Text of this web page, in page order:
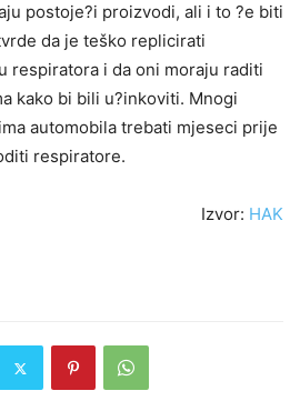
postoje?i proizvodi, ali i to ?e biti
da je teško replicirati
respiratora i da oni moraju raditi
kako bi bili u?inkoviti. Mnogi
automobila trebati mjeseci prije
respiratore.
Izvor: HAK